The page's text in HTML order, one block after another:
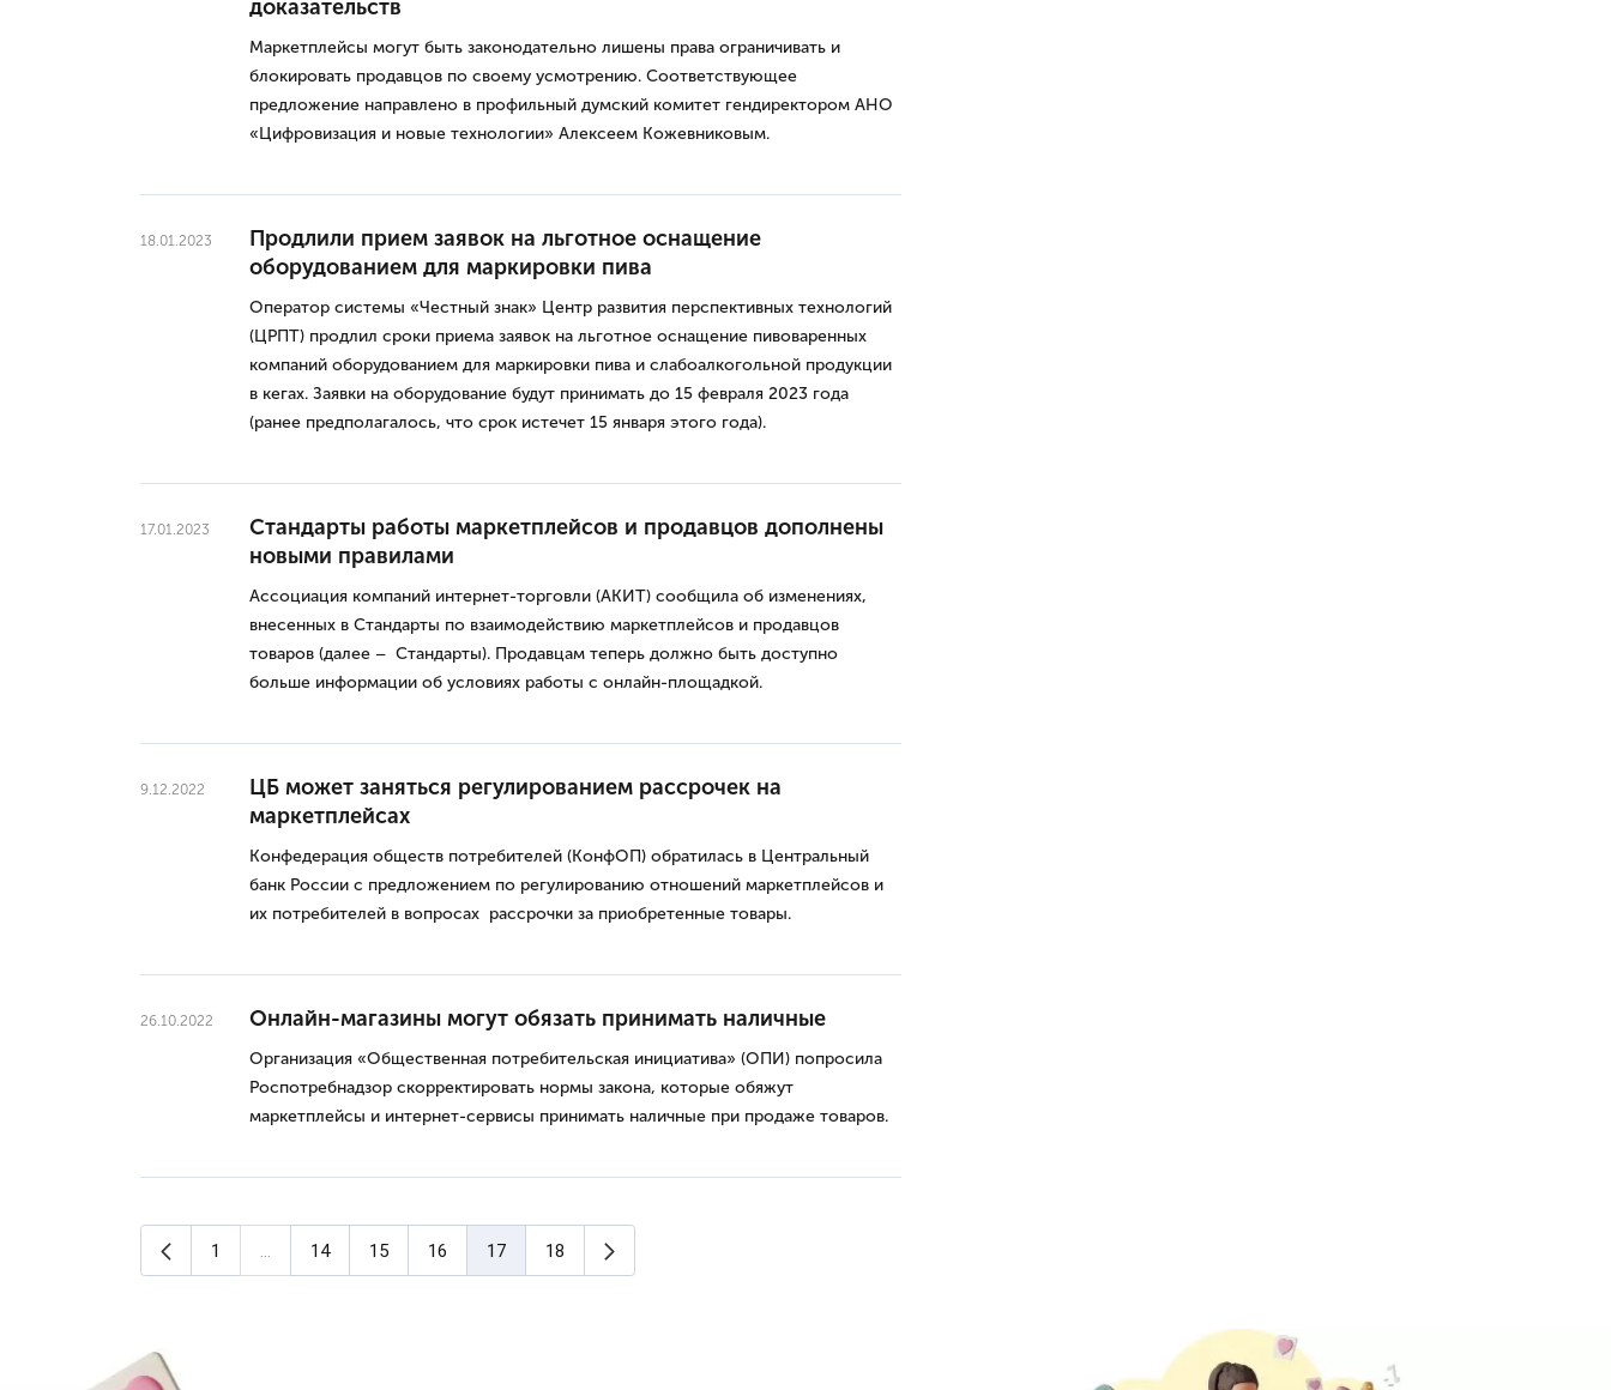
доказательств
Маркетплейсы могут быть законодательно лишены права ограничивать и
блокировать продавцов по своему усмотрению. Соответствующее
предложение направлено в профильный думский комитет гендиректором АНО
«Цифровизация и новые технологии» Алексеем Кожевниковым.
18.01.2023
Продлили прием заявок на льготное оснащение
оборудованием для маркировки пива
Оператор системы «Честный знак» Центр развития перспективных технологий
(ЦРПТ) продлил сроки приема заявок на льготное оснащение пивоваренных
компаний оборудованием для маркировки пива и слабоалкогольной продукции
в кегах. Заявки на оборудование будут принимать до 15 февраля 2023 года
(ранее предполагалось, что срок истечет 15 января этого года).
17.01.2023
Стандарты работы маркетплейсов и продавцов дополнены
новыми правилами
Ассоциация компаний интернет-торговли (АКИТ) сообщила об изменениях,
внесенных в Стандарты по взаимодействию маркетплейсов и продавцов
товаров (далее – Стандарты). Продавцам теперь должно быть доступно
больше информации об условиях работы с онлайн-площадкой.
9.12.2022
ЦБ может заняться регулированием рассрочек на
маркетплейсах
Конфедерация обществ потребителей (КонфОП) обратилась в Центральный
банк России с предложением по регулированию отношений маркетплейсов и
их потребителей в вопросах рассрочки за приобретенные товары.
26.10.2022 Онлайн-магазины могут обязать принимать наличные
Организация «Общественная потребительская инициатива» (ОПИ) попросила
Роспотребнадзор скорректировать нормы закона, которые обяжут
маркетплейсы и интернет-сервисы принимать наличные при продаже товаров.
Предыдущая страница
1 14 15 16 17 18